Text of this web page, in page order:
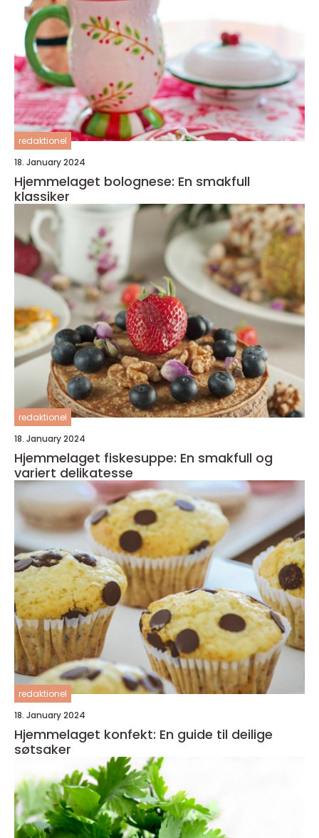
redaktionel
18. January 2024
Hjemmelaget bolognese: En smakfull
klassiker
redaktionel
18. January 2024
Hjemmelaget fiskesuppe: En smakfull og
variert delikatesse
redaktionel
18. January 2024
Hjemmelaget konfekt: En guide til deilige
søtsaker